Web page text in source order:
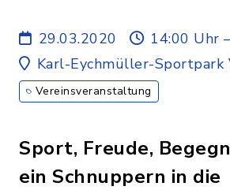
29.03.2020
14:00 Uhr
Karl-Eychmüller-Sportpark
Vereinsveranstaltung
Sport, Freude,
ein Schnuppern in die